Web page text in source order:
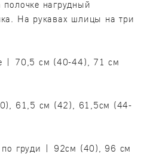
нагрудный
На рукавах шлицы на три
| 70,5 см (40-44), 71 см
61,5 см (42), 61,5см (44-
по груди | 92см (40), 96 см